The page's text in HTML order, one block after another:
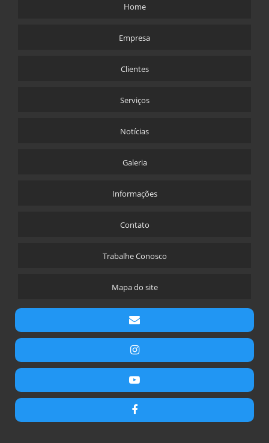
SOLO GRAMPEADO VERDE EXECUÇÃO
CONTENÇÃO DE TALUDES COM SOLO GRAMPEADO
SOLO GRAMPEADO EMPRESAS
CUSTO SOLO GRAMPEADO
ESTACA RAIZ INCLINADA
ESTACA RAIZ EMBUTIDA EM ROCHA
DRENO SUB HORIZONTAL
MICRO ESTACA INJETADA
MICRO ESTACA RAIZ
Home
Empresa
Clientes
Serviços
Notícias
Galeria
Informações
Contato
Trabalhe Conosco
Mapa do site